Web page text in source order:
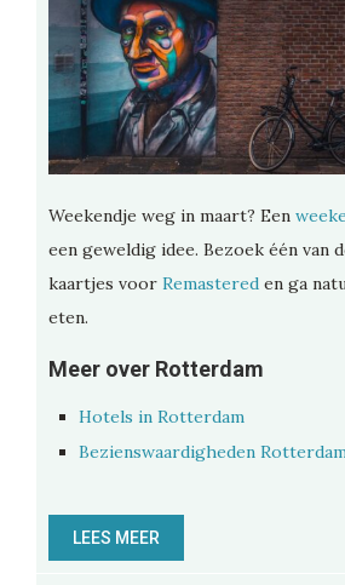
Weekendje weg in maart? Een
een geweldig idee. Bezoek één van
kaartjes voor Remastered en ga
eten.
Meer over Rotterdam
Hotels in Rotterdam
Bezienswaardigheden
LEES MEER